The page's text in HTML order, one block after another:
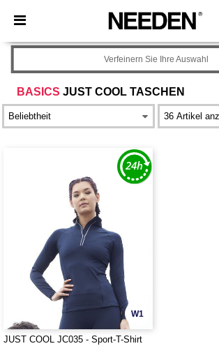
× Needen App
Bessere Preise in der App!
BASICS JUST COOL TASCHEN
Verfeinern Sie Ihre Auswahl
W1
JUST COOL JC035 - Sport-T-Shirt